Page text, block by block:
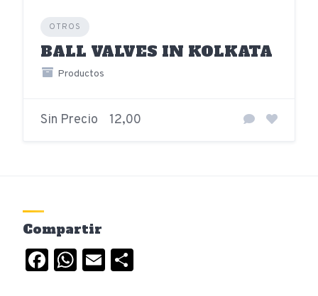
OTROS
BALL VALVES IN KOLKATA
Productos
Sin Precio 12,00
Compartir
Facebook
WhatsApp
Email